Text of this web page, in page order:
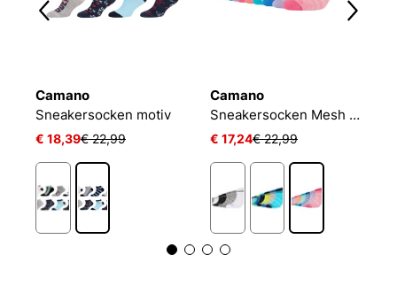
Camano
Sneakersocken motiv
€ 18,39€ 22,99
Camano
Sneakersocken Mesh Ventilation
€ 17,24€ 22,99